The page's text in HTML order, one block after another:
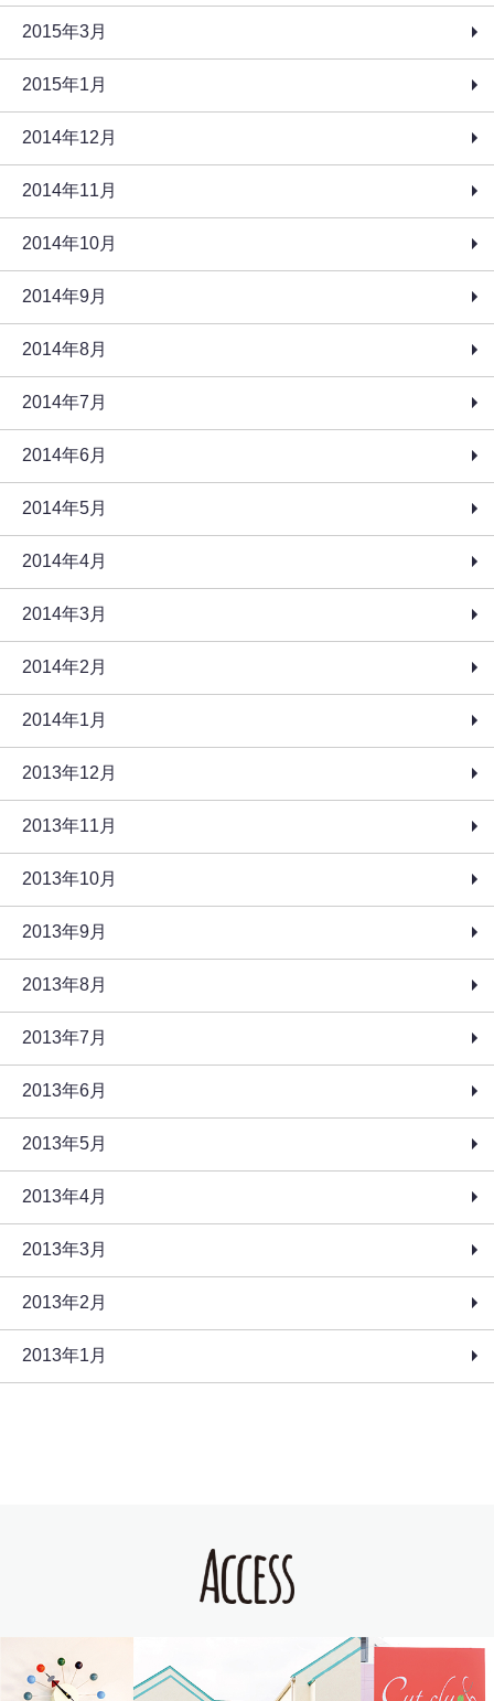
2015年3月
2015年1月
2014年12月
2014年11月
2014年10月
2014年9月
2014年8月
2014年7月
2014年6月
2014年5月
2014年4月
2014年3月
2014年2月
2014年1月
2013年12月
2013年11月
2013年10月
2013年9月
2013年8月
2013年7月
2013年6月
2013年5月
2013年4月
2013年3月
2013年2月
2013年1月